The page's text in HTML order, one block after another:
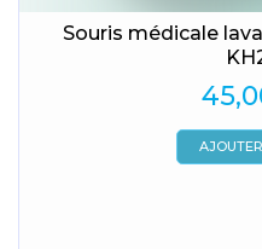
Souris médicale